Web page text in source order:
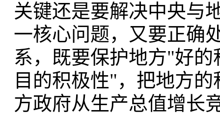
关键还是要解决中央与
一核心问题，又要正确
系，既要保护地方"好
目的积极性"，把地方
方政府从生产总值增长